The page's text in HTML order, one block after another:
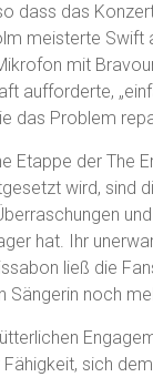
dass das
meisterte Swift
mit
aufforderte,
das Problem
Etappe der The
wird, sind
hat. Ihr
ließ die
Sängerin noch
Fähigkeit, sich